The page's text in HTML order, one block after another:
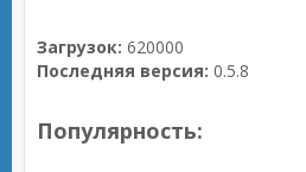
Загрузок: 620000
Последняя версия: 0.5.8
Популярность: